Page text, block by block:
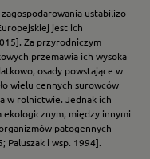
ustabilizo­
jest ich
Za przyrodniczym
przemawia ich wysoka
osady powstające w
wielu cennych surowców
w rolnictwie. Jednak ich
między innymi
patogennych
Paluszak i wsp. 1994].